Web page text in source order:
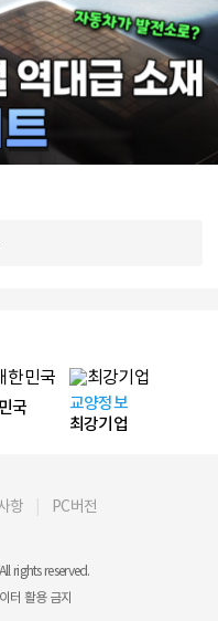
국
교양정보
최강기업
항 PC버전
rights reserved.
터 활용 금지